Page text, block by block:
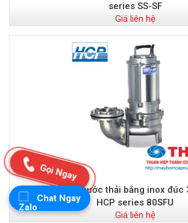
Gọi Ngay
Chat Ngay
series SS-SF
Giá liên hệ
Máy bơm chìm nước thải bằng inox đúc
HCP series 80SFU
Giá liên hệ